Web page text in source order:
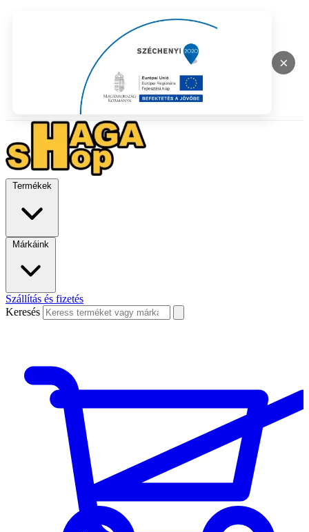
×
Termékek
Márkáink
Szállítás és fizetés
Keresés